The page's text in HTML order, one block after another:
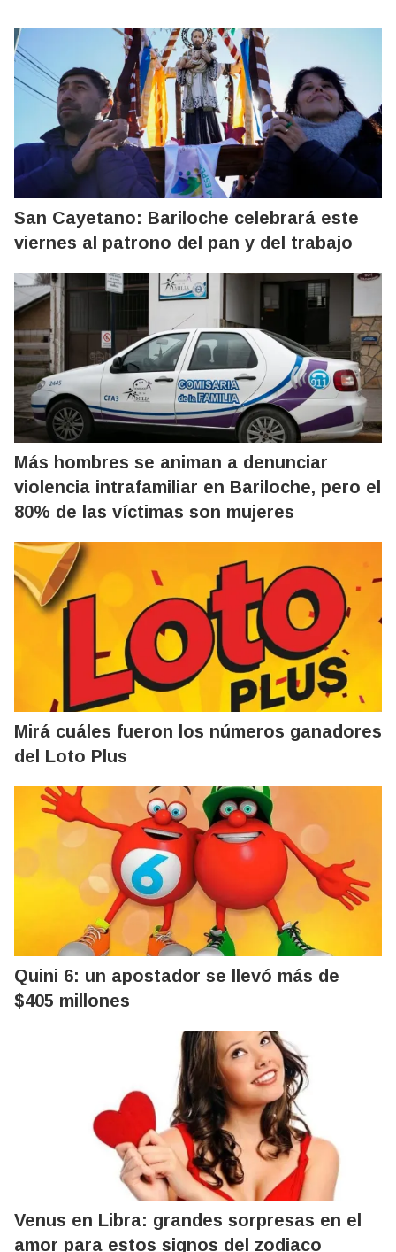
San Cayetano: Bariloche celebrará este
viernes al patrono del pan y del trabajo
Más hombres se animan a denunciar
violencia intrafamiliar en Bariloche, pero el
80% de las víctimas son mujeres
Mirá cuáles fueron los números ganadores
del Loto Plus
Quini 6: un apostador se llevó más de
$405 millones
Venus en Libra: grandes sorpresas en el
amor para estos signos del zodiaco